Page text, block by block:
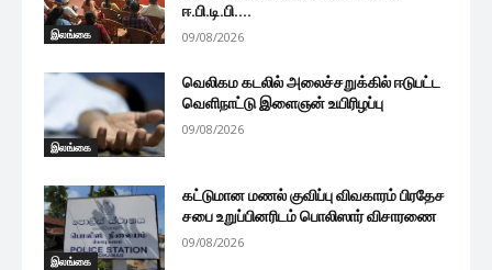
இலங்கை
ஈ.பி.டி.பி....
09/08/2026
இலங்கை
வெலிகம கடலில் அலைச்சறுக்கில் ஈடுபட்ட
வெளிநாட்டு இளைஞன் உயிரிழப்பு
09/08/2026
இலங்கை
கட்டுமான மணல் குவிப்பு விவகாரம் பிரதேச
சபை உறுப்பினரிடம் பொலிஸார் விசாரணை
09/08/2026